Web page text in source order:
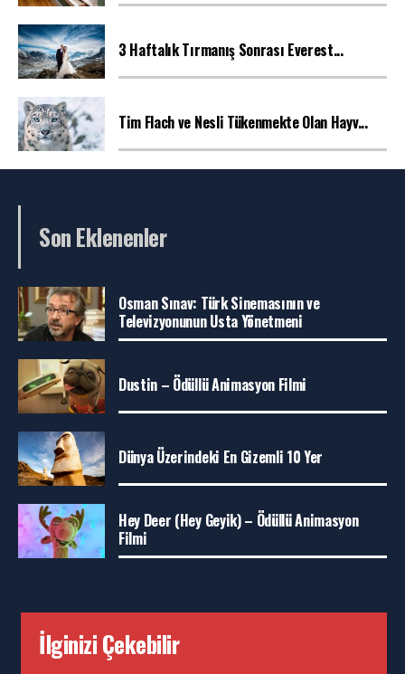
3 Haftalık Tırmanış Sonrası Everest...
Tim Flach ve Nesli Tükenmekte Olan Hayv...
Son Eklenenler
Osman Sınav: Türk Sinemasının ve
Televizyonunun Usta Yönetmeni
Dustin – Ödüllü Animasyon Filmi
Dünya Üzerindeki En Gizemli 10 Yer
Hey Deer (Hey Geyik) – Ödüllü Animasyon
Filmi
İlginizi Çekebilir